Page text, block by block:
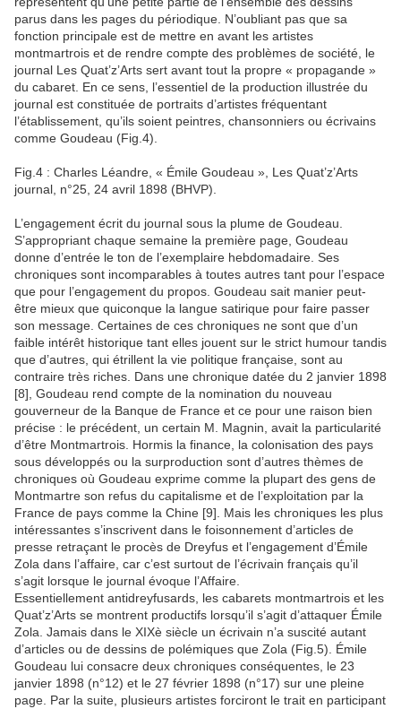
parus dans les pages du périodique. N’oubliant pas que sa
fonction principale est de mettre en avant les artistes
montmartrois et de rendre compte des problèmes de société, le
journal Les Quat’z’Arts sert avant tout la propre « propagande »
du cabaret. En ce sens, l’essentiel de la production illustrée du
journal est constituée de portraits d’artistes fréquentant
l’établissement, qu’ils soient peintres, chansonniers ou écrivains
comme Goudeau (Fig.4).
Fig.4 : Charles Léandre, « Émile Goudeau », Les Quat’z’Arts
journal, n°25, 24 avril 1898 (BHVP).
L’engagement écrit du journal sous la plume de Goudeau.
S’appropriant chaque semaine la première page, Goudeau
donne d’entrée le ton de l’exemplaire hebdomadaire. Ses
chroniques sont incomparables à toutes autres tant pour l’espace
que pour l’engagement du propos. Goudeau sait manier peut-
être mieux que quiconque la langue satirique pour faire passer
son message. Certaines de ces chroniques ne sont que d’un
faible intérêt historique tant elles jouent sur le strict humour tandis
que d’autres, qui étrillent la vie politique française, sont au
contraire très riches. Dans une chronique datée du 2 janvier 1898
[8], Goudeau rend compte de la nomination du nouveau
gouverneur de la Banque de France et ce pour une raison bien
précise : le précédent, un certain M. Magnin, avait la particularité
d’être Montmartrois. Hormis la finance, la colonisation des pays
sous développés ou la surproduction sont d’autres thèmes de
chroniques où Goudeau exprime comme la plupart des gens de
Montmartre son refus du capitalisme et de l’exploitation par la
France de pays comme la Chine [9]. Mais les chroniques les plus
intéressantes s’inscrivent dans le foisonnement d’articles de
presse retraçant le procès de Dreyfus et l’engagement d’Émile
Zola dans l’affaire, car c’est surtout de l’écrivain français qu’il
s’agit lorsque le journal évoque l’Affaire.
Essentiellement antidreyfusards, les cabarets montmartrois et les
Quat’z’Arts se montrent productifs lorsqu’il s’agit d’attaquer Émile
Zola. Jamais dans le XIXè siècle un écrivain n’a suscité autant
d’articles ou de dessins de polémiques que Zola (Fig.5). Émile
Goudeau lui consacre deux chroniques conséquentes, le 23
janvier 1898 (n°12) et le 27 février 1898 (n°17) sur une pleine
page. Par la suite, plusieurs artistes forciront le trait en participant